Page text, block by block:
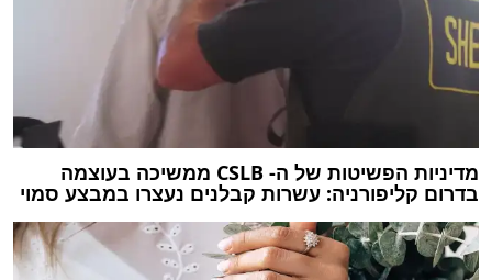
מדיניות הפשיטות של ה- CSLB ממשיכה בעוצמה
בדרום קליפורניה: עשרות קבלנים נעצרו במבצע סמוי